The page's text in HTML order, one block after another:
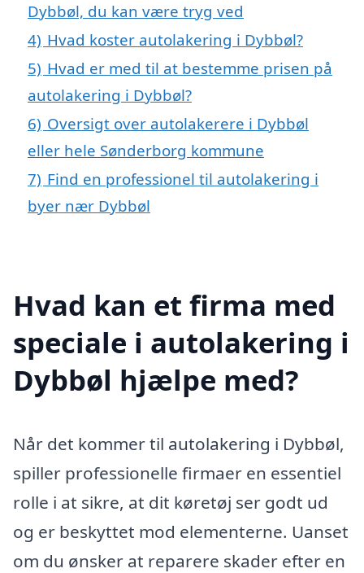
Dybbøl, du kan være tryg ved
4) Hvad koster autolakering i Dybbøl?
5) Hvad er med til at bestemme prisen på
autolakering i Dybbøl?
6) Oversigt over autolakerere i Dybbøl
eller hele Sønderborg kommune
7) Find en professionel til autolakering i
byer nær Dybbøl
Hvad kan et firma med
speciale i autolakering i
Dybbøl hjælpe med?
Når det kommer til autolakering i Dybbøl,
spiller professionelle firmaer en essentiel
rolle i at sikre, at dit køretøj ser godt ud
og er beskyttet mod elementerne. Uanset
om du ønsker at reparere skader efter en